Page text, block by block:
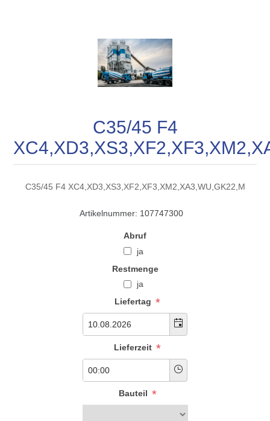
C35/45 F4
C35/45 F4 XC4,XD3,XS3,XF2,XF3,XM2,XA3,WU,GK22,M
Artikelnummer: 107747300
Abruf
ja
Restmenge
ja
Liefertag *
Lieferzeit *
Bauteil *